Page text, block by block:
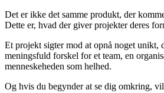
Det er ikke det samme produkt, der
Dette er, hvad der giver projekter deres
Et projekt sigter mod at opnå noget unikt,
meningsfuld forskel for et team, en
menneskeheden som helhed.
Og hvis du begynder at se dig omkring,